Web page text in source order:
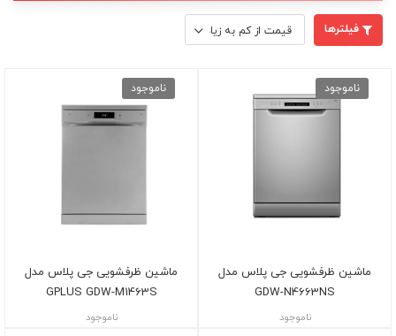
فیلترها
ناموجود
ماشین ظرفشویی جی پلاس مدل
GDW-N4663NS
ناموجود
ناموجود
ماشین ظرفشویی جی پلاس مدل
GPLUS GDW-M1463S
ناموجود